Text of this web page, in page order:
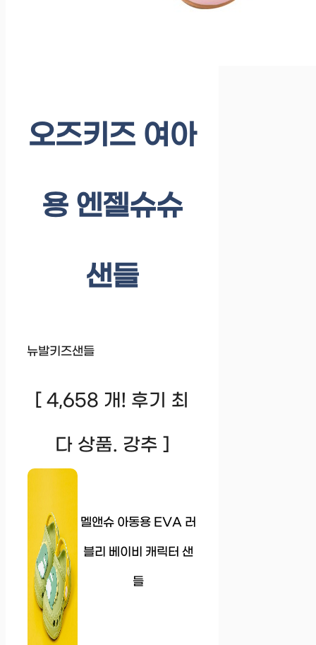
오즈키즈 여아
용 엔젤슈슈
샌들
뉴발키즈샌들
[ 4,658 개! 후기 최
다 상품. 강추 ]
멜앤슈 아동용 EVA 러
블리 베이비 캐릭터 샌
들